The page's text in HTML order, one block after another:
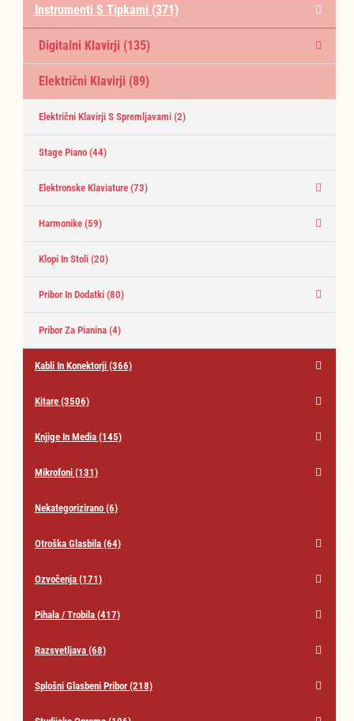
Instrumenti S Tipkami (371)
Digitalni Klavirji (135)
Električni Klavirji (89)
Električni Klavirji S Spremljavami (2)
Stage Piano (44)
Elektronske Klaviature (73)
Harmonike (59)
Klopi In Stoli (20)
Pribor In Dodatki (80)
Pribor Za Pianina (4)
Kabli In Konektorji (366)
Kitare (3506)
Knjige In Media (145)
Mikrofoni (131)
Nekategorizirano (6)
Otroška Glasbila (64)
Ozvočenja (171)
Pihala / Trobila (417)
Razsvetljava (68)
Splošni Glasbeni Pribor (218)